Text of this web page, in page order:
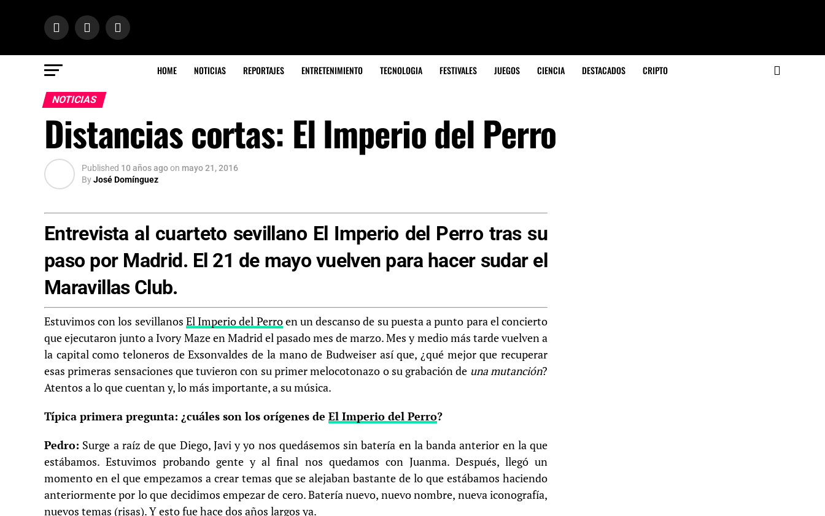
HOME NOTICIAS REPORTAJES ENTRETENIMIENTO TECNOLOGIA FESTIVALES JUEGOS CIENCIA DESTACADOS CRIPTO
NOTICIAS
Distancias cortas: El Imperio del Perro
Published 10 años agoon mayo 21, 2016
ByJosé Domínguez
Entrevista al cuarteto sevillano El Imperio del Perro tras su
paso por Madrid. El 21 de mayo vuelven para hacer sudar el
Maravillas Club.
Estuvimos con los sevillanos El Imperio del Perroen un descanso de su puesta a punto para el concierto
que ejecutaron junto a Ivory Maze en Madrid el pasado mes de marzo. Mes y medio más tarde vuelven a
la capital como teloneros de Exsonvaldes de la mano de Budweiser así que, ¿qué mejor que recuperar
esas primeras sensaciones que tuvieron con su primer melocotonazo o su grabación de una mutanción?
Atentos a lo que cuentan y, lo más importante, a su música.
Típica primera pregunta: ¿cuáles son los orígenes de El Imperio del Perro?
Pedro: Surge a raíz de que Diego, Javi y yo nos quedásemos sin batería en la banda anterior en la que
estábamos. Estuvimos probando gente y al final nos quedamos con Juanma. Después, llegó un
momento en el que empezamos a crear temas que se alejaban bastante de lo que estábamos haciendo
anteriormente por lo que decidimos empezar de cero. Batería nuevo, nuevo nombre, nueva iconografía,
nuevos temas (risas). Y esto fue hace dos años largos ya.